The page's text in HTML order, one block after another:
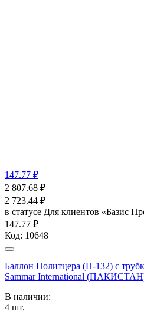
147.77 ₽
2 807.68 ₽
2 723.44 ₽
в статусе Для клиентов «Базис
147.77 ₽
Код: 10648
Баллон Политцера (П-132) с
Sammar International
В наличии:
4 шт.